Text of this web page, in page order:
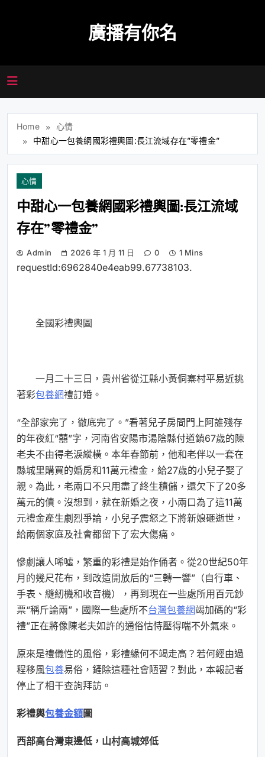
廣播有你名
Home
心情
中甜心一包養網國彩禮輿圖:長江流域存在”零禮金”
心情
中甜心一包養網國彩禮輿圖:長江流域
存在”零禮金”
Admin 2026 年 1 月 11 日 0 1 Mins
requestId:6962840e4eab99.67738103.
全國彩禮輿圖
一月二十三日，貴州省從江縣小黃侗寨村平易近挑
著彩包養網禮訂婚。
“全部家完了，徹底完了。”看著兒子房間門上阿誰殘存
的年夜紅“囍”字，河南省安陽市湯陰縣付道鎮67歲的陳
老夫不由得老淚縱橫。本年春節前，他和老伴以一套在
縣城里購買的婚房和11萬元禮金，給27歲的小兒子娶了
親。為此，老兩口不只用盡了終生積儲，還欠下了20多
萬元的債。沒想到，就在新婚之夜，小兩口為了這11萬
元禮金產生劇烈爭論，小兒子震怒之下將新娘砸逝世，
給兩個家庭及社會都留下了宏大傷痛。
慘劇讓人唏噓，繁重的彩禮是始作俑者。從20世紀50年
月的幾尺花布，到改造開放后的“三轉一響”（自行車、
手表、縫紉機和收音機），再到現在一些處所用百元鈔
票“稱斤論兩”，國際一些處所不台灣包養網竭加碼的“彩
禮”正在將像陳老夫如許的通俗怙恃壓得喘不外氣來。
原來是禮儀性的風俗，彩禮緣何不竭走高？若何經由過
程移風包養易俗，鏟除這種社會陋習？對此，本報記者
停止了相干查詢拜訪。
彩禮輿包養金額圖
西部高台灣東邊低，山村高城郊低